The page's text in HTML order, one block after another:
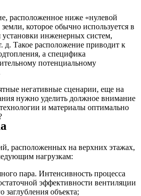
расположенное ниже «нулевой
которое обычно используется в
установки инженерных систем,
д. Такое расположение приводит к
а специфика
потенциальному
негативные сценарии, еще на
нужно уделить должное внимание
и материалы оптимально
расположенных на верхних этажах,
нагрузкам:
пара. Интенсивность процесса
эффективности вентиляции
заглубления объекта;